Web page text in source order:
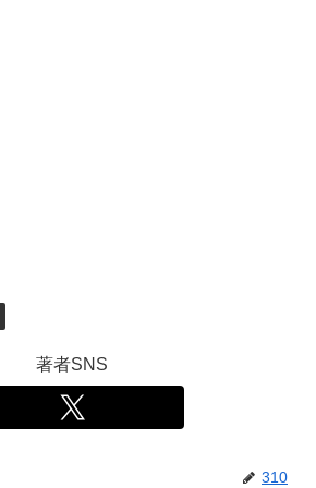
著者SNS
310